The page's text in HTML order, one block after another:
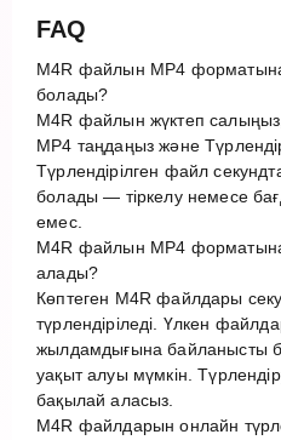
FAQ
M4R файлын MP4 форматына
болады?
M4R файлын жүктеп
MP4 таңдаңыз және
Түрлендірілген файл
болады — тіркелу немесе
емес.
M4R файлын MP4
алады?
Көптеген M4R файлдары
түрлендіріледі. Үлкен
жылдамдығына байланысты
уақыт алуы мүмкін.
бақылай аласыз.
M4R файлдарын онлайн